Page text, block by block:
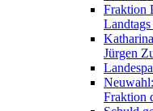
Fraktion
Jürgen
Fraktion